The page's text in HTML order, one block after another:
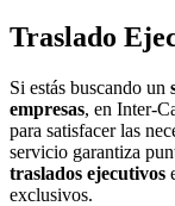
Traslado
Si estás buscando un
empresas, en Inter-
para satisfacer las
servicio garantiza
traslados ejecutivos
exclusivos.